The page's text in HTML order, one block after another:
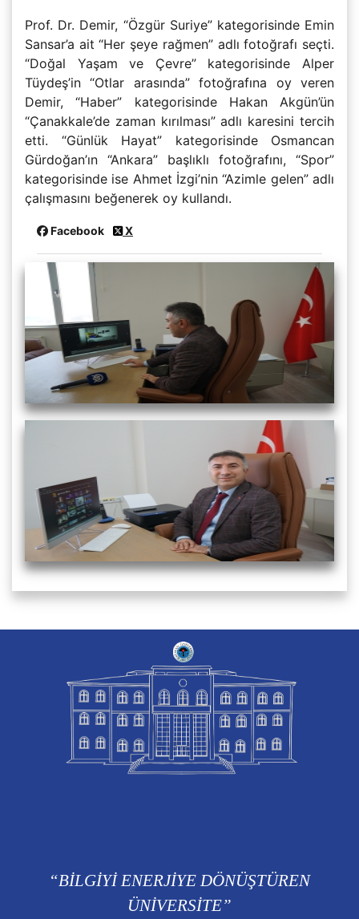
Prof. Dr. Demir, “Özgür Suriye” kategorisinde Emin
Sansar’a ait “Her şeye rağmen” adlı fotoğrafı seçti.
“Doğal Yaşam ve Çevre” kategorisinde Alper
Tüydeş’in “Otlar arasında” fotoğrafına oy veren
Demir, “Haber” kategorisinde Hakan Akgün’ün
“Çanakkale’de zaman kırılması” adlı karesini tercih
etti. “Günlük Hayat” kategorisinde Osmancan
Gürdoğan’ın “Ankara” başlıklı fotoğrafını, “Spor”
kategorisinde ise Ahmet İzgi’nin “Azimle gelen” adlı
çalışmasını beğenerek oy kullandı.
Facebook X
“BİLGİYİ ENERJİYE DÖNÜŞTÜREN
ÜNİVERSİTE”